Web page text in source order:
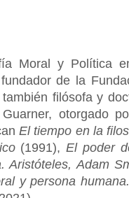
Moral y Política
de la
filósofa y
otorgado
El tiempo en la
(1991),El poder
Aristóteles, Adam
y persona